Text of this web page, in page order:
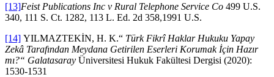
[13]Feist Publications Inc v Rural Telephone Service Co 499 U.S.
340, 111 S. Ct. 1282, 113 L. Ed. 2d 358,1991 U.S.
[14] YILMAZTEKİN, H. K.“ Türk Fikrî Haklar Hukuku Yapay
Zekâ Tarafından Meydana Getirilen Eserleri Korumak İçin Hazır
mı?“ Galatasaray Üniversitesi Hukuk Fakültesi Dergisi (2020):
1530-1531